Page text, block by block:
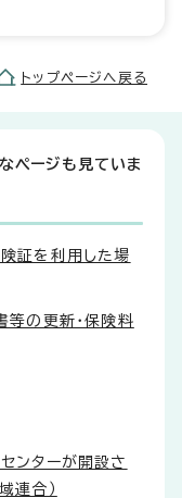
トップページへ戻る
ページも見ていま
証を利用した場
等の更新・保険料
ンターが開設さ
連合）